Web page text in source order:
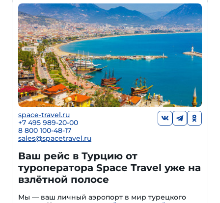
space-travel.ru
+7 495 989-20-00
8 800 100-48-17
sales@spacetravel.ru
Ваш рейс в Турцию от
туроператора Space Travel уже на
взлётной полосе
Мы — ваш личный аэропорт в мир турецкого